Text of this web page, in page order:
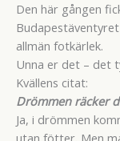
Den här gången
allmän fotkärlek.
Unna er det – det
Kvällens citat:
Drömmen räcker
Ja, i drömmen